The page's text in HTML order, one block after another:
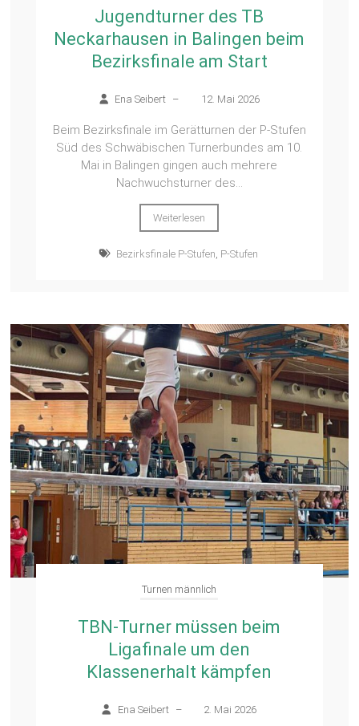
Jugendturner des TB
Neckarhausen in Balingen beim
Bezirksfinale am Start
Ena Seibert – 12. Mai 2026
Beim Bezirksfinale im Gerätturnen der P-Stufen
Süd des Schwäbischen Turnerbundes am 10.
Mai in Balingen gingen auch mehrere
Nachwuchsturner des...
Weiterlesen
Bezirksfinale P-Stufen P-Stufen
Turnen männlich
TBN-Turner müssen beim
Ligafinale um den
Klassenerhalt kämpfen
Ena Seibert – 2. Mai 2026